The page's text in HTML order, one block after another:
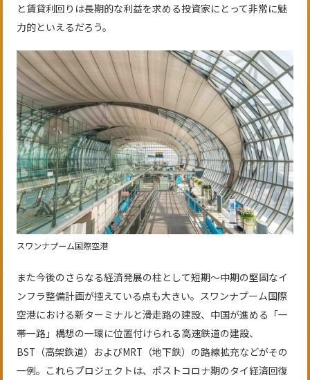
と賃貸利回りは長期的な利益を求める投資家にとって非常に魅
力的といえるだろう。
スワンナプーム国際空港
また今後のさらなる経済発展の柱として短期～中期の堅固なイ
ンフラ整備計画が控えている点も大きい。スワンナプーム国際
空港における新ターミナルと滑走路の建設、中国が進める「一
帯一路」構想の一環に位置付けられる高速鉄道の建設、
BST（高架鉄道）およびMRT（地下鉄）の路線拡充などがその
一例。これらプロジェクトは、ポストコロナ期のタイ経済回復